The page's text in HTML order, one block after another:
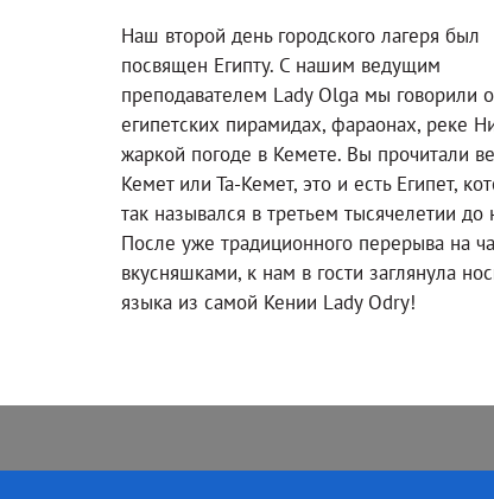
Наш второй день городского лагеря был
посвящен Египту. С нашим ведущим
преподавателем Lady Olga мы говорили о
египетских пирамидах, фараонах, реке
жаркой погоде в Кемете. Вы прочитали
Кемет или Та-Кемет, это и есть Египет,
так назывался в третьем тысячелетии до
После уже традиционного перерыва на
вкусняшками, к нам в гости заглянула
языка из самой Кении Lady Odry!